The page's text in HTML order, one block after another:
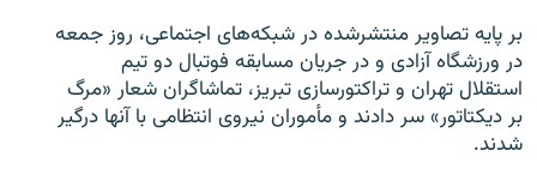
بر پایه تصاویر منتشرشده در شبکه‌های اجتماعی، روز جمعه
در ورزشگاه آزادی و در جریان مسابقه فوتبال دو تیم
استقلال تهران و تراکتورسازی تبریز، تماشاگران شعار «مرگ
بر دیکتاتور» سر دادند و مأموران نیروی انتظامی با آنها درگیر
شدند.